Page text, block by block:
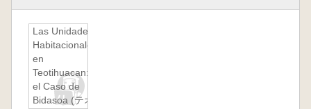
Las Unidades
Habitacionales
en
Teotihuacan:
el Caso de
Bidasoa (テオ